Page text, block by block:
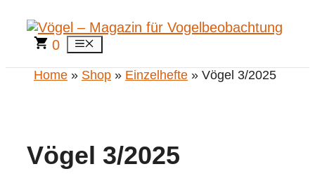
Inhalt
springen
0 Menü
Home » Shop » Einzelhefte » Vögel 3/2025
Vögel 3/2025